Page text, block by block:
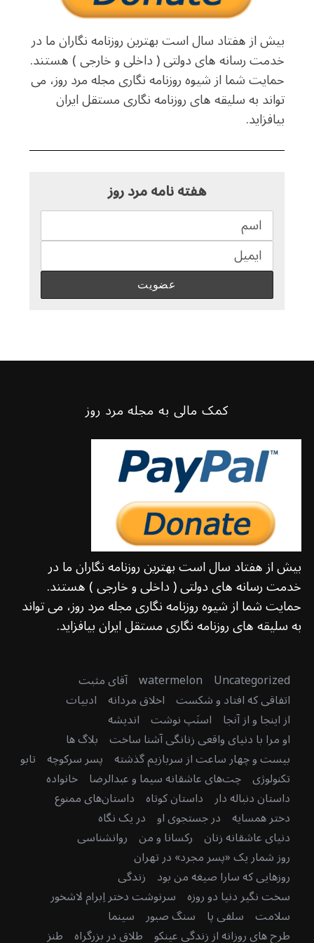
بیش از هفتاد سال است بهترین روزنامه نگاران ما در
خدمت رسانه های دولتی ( داخلی و خارجی ) هستند.
حمایت شما از شیوه روزنامه نگاری مجله مرد روز، می
تواند به سلیقه های روزنامه نگاری مستقل ایران
بیافزاید.
هفته نامه مرد روز
کمک مالی به مجله مرد روز
بیش از هفتاد سال است بهترین روزنامه نگاران ما در
خدمت رسانه های دولتی ( داخلی و خارجی ) هستند.
حمایت شما از شیوه روزنامه نگاری مجله مرد روز، می تواند
به سلیقه های روزنامه نگاری مستقل ایران بیافزاید.
Uncategorized
watermelon آقای مثبت
اتفاقی که افتاد و شکست اخلاق مردانه ادبیات
از اینجا و از آنجا اسنَپ نوشت اندیشه
او مرا با دنیای واقعی زنانگی آشنا ساخت بلاگ ها
بیست و چهار ساعت از سربازیم گذشته پسر سرکوچه تابو
تکنولوژی چت‌های عاشقانه سیما و عبدالرضا خانواده
داستان دنباله دار داستان کوتاه داستان‌های ممنوع
دختر همسایه در جستجوی او در یک نگاه
دنیای عاشقانه زنان رکسانا و من روانشناسی
روز شمار یک «پسر مجرد» در تهران
روزهایی که سارا صیغه من بود زندگی
سخت نگیر دنیا دو روزه سرنوشت دختر اِبرام لاشخور
سلامت سلفی پا سنگ صبور سینما
طرح های روزانه از زندگی عینکو طلاق در بزرگراه طنز